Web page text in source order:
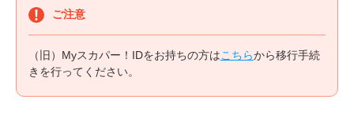
ご注意
（旧）Myスカパー！IDをお持ちの方はこちらから移行手続
きを行ってください。